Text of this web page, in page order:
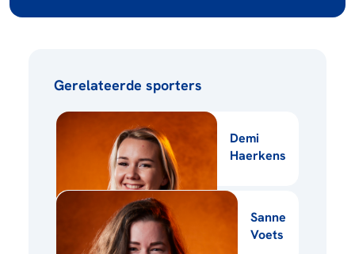
Gerelateerde sporters
Demi
Haerkens
Sanne
Voets